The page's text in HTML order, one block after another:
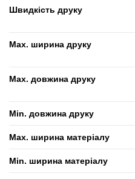
Швидкість друку
Max. ширина друку
Max. довжина друку
Min. довжина друку
Max. ширина матеріалу
Min. ширина матеріалу